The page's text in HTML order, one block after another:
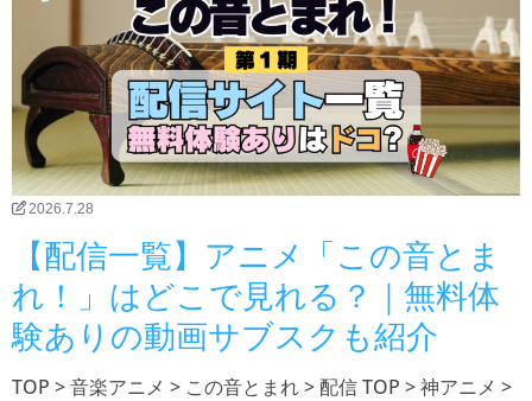
2026.7.28
【配信一覧】アニメ「この音とま
れ！」はどこで見れる？｜無料体
験ありの動画サブスクも紹介
TOP > 音楽アニメ > この音とまれ > 配信 TOP > 神アニメ >